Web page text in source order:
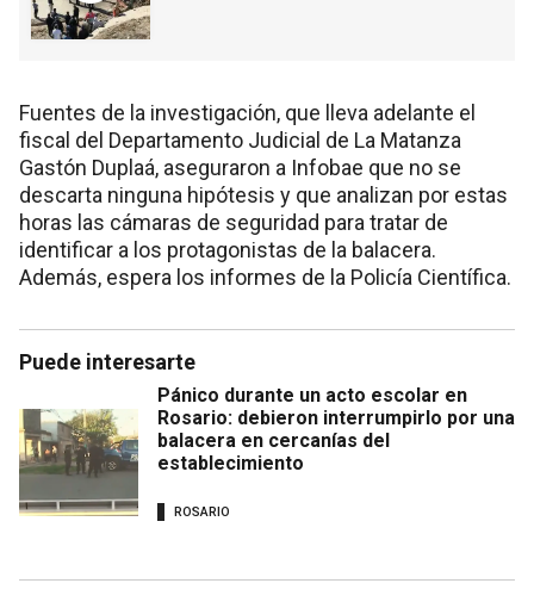
Fuentes de la investigación, que lleva adelante el
fiscal del Departamento Judicial de La Matanza
Gastón Duplaá, aseguraron a Infobae que no se
descarta ninguna hipótesis y que analizan por estas
horas las cámaras de seguridad para tratar de
identificar a los protagonistas de la balacera.
Además, espera los informes de la Policía Científica.
Puede interesarte
Pánico durante un acto escolar en
Rosario: debieron interrumpirlo por una
balacera en cercanías del
establecimiento
ROSARIO